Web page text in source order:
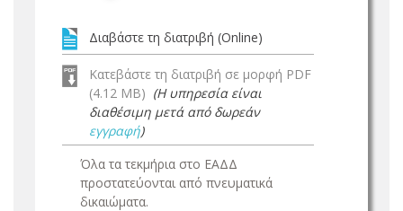
Διαβάστε τη διατριβή (Online)
Κατεβάστε τη διατριβή σε μορφή PDF
(4.12 MB) (Η υπηρεσία είναι
διαθέσιμη μετά από δωρεάν
εγγραφή)
Όλα τα τεκμήρια στο ΕΑΔΔ
προστατεύονται από πνευματικά
δικαιώματα.